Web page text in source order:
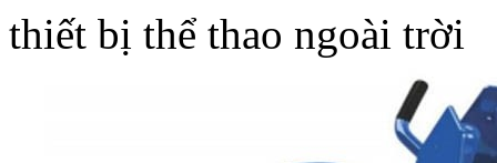
thiết bị thể thao ngoài trời